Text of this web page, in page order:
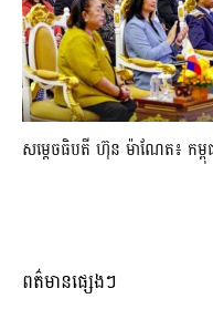
សម្ដេចធិបតី ហ៊ុន ម៉ាណែត៖ កម្ពុ
ពត៌មានផ្សេងៗ